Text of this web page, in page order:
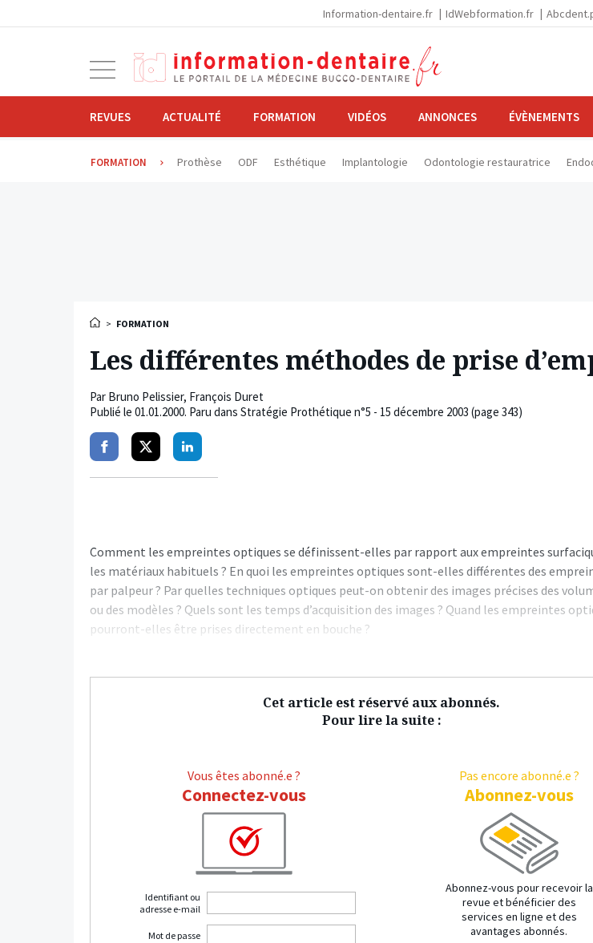
Information-dentaire.fr IdWebformation.fr
navigation
REVUES ACTUALITÉ FORMATION VIDÉOS ANNONCES ÉVÈNEMENTS
FORMATION Prothèse ODF Esthétique Implantologie Odontologie restauratrice
> FORMATION
Les différentes méthodes de prise
Par Bruno Pelissier, François Duret
Publié le 01.01.2000. Paru dans Stratégie Prothétique n°5 - 15 décembre 2003 (page 343)
PartagerPartagerPartager
Comment les empreintes optiques se définissent-elles par rapport aux empreintes
les matériaux habituels ? En quoi les empreintes optiques sont-elles différentes des
par palpeur ? Par quelles techniques optiques peut-on obtenir des images précises des
ou des modèles ? Quels sont les temps d’acquisition des images ? Quand les empreintes
pourront-elles être prises directement en bouche ?
Cet article est réservé aux abonnés.
Pour lire la suite :
Vous êtes abonné.e ?
Connectez-vous
Identifiant ou
adresse e-mail
Mot de passe
Pas encore abonné.e ?
Abonnez-vous
Abonnez-vous pour recevoir la
revue et bénéficier des
services en ligne et des
avantages abonnés.